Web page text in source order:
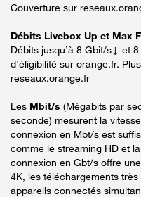
Couverture sur
Débits Livebox Up et Max
Débits jusqu’à 8 Gbit/s↓ et
d’éligibilité sur orange.fr.
reseaux.orange.fr
Les Mbit/s (Mégabits par
seconde) mesurent la
connexion en Mbt/s est
comme le streaming HD et
connexion en Gbt/s offre
4K, les téléchargements
appareils connectés